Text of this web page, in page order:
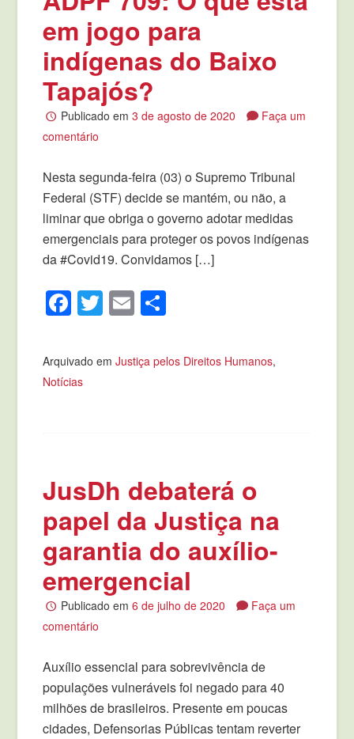
em jogo para
indígenas do Baixo
Tapajós?
Publicado em 3 de agosto de 2020
Faça um
comentário
Nesta segunda-feira (03) o Supremo Tribunal
Federal (STF) decide se mantém, ou não, a
liminar que obriga o governo adotar medidas
emergenciais para proteger os povos indígenas
da #Covid19. Convidamos […]
Facebook
Twitter
Email
Arquivado emJustiça pelos Direitos Humanos,
Notícias
JusDh debaterá o
papel da Justiça na
garantia do auxílio-
emergencial
Publicado em 6 de julho de 2020
Faça um
comentário
Auxílio essencial para sobrevivência de
populações vulneráveis foi negado para 40
milhões de brasileiros. Presente em poucas
cidades, Defensorias Públicas tentam reverter